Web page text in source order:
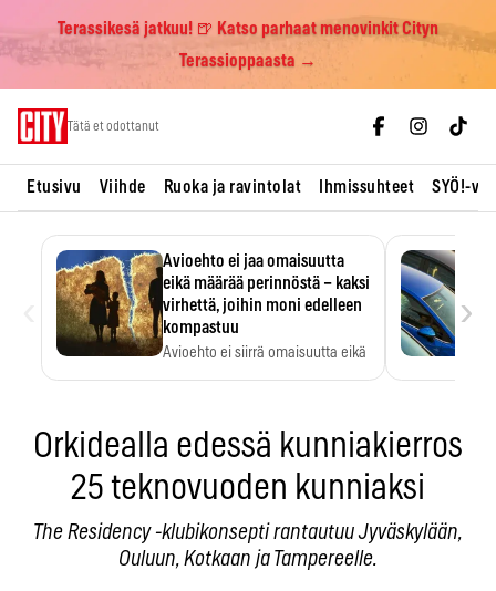
Terassikesä jatkuu! 🍺 Katso parhaat menovinkit Cityn
Terassioppaasta →
Tätä et odottanut
Etusivu Viihde Ruoka ja ravintolat Ihmissuhteet SYÖ!-
Avioehto ei jaa omaisuutta
eikä määrää perinnöstä – kaksi
virhettä, joihin moni edelleen
kompastuu
Avioehto ei siirrä omaisuutta eikä
›
Orkidealla edessä kunniakierros
25 teknovuoden kunniaksi
The Residency -klubikonsepti rantautuu Jyväskylään,
Ouluun, Kotkaan ja Tampereelle.